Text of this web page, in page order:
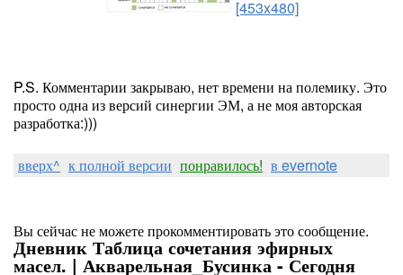
[453x480]
P.S. Комментарии закрываю, нет времени на полемику. Это
просто одна из версий синергии ЭМ, а не моя авторская
разработка:)))
вверх^ к полной версии понравилось! в evernote
Вы сейчас не можете прокомментировать это сообщение.
Дневник Таблица сочетания эфирных
масел. | Акварельная_Бусинка - Сегодня